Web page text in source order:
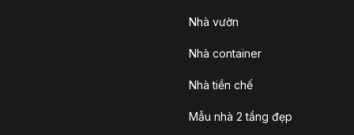
Nhà vườn
Nhà container
Nhà tiền chế
Mẫu nhà 2 tầng đẹp